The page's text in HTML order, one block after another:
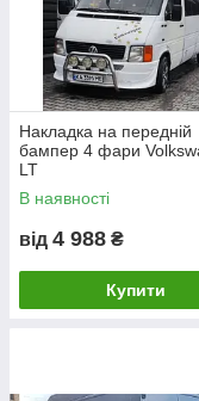
Накладка на передній
бампер 4 фари
LT
В наявності
від 4 988 ₴
Купити